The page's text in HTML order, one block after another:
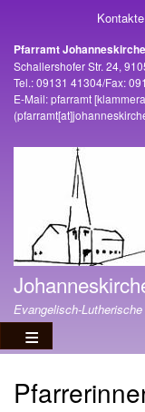
Kontakte
Adresse
Pfarramt Johanneskirche
Schallershofer Str. 24,
Tel.: 09131 41304/Fax:
E-Mail:pfarramt
Evangelisch-